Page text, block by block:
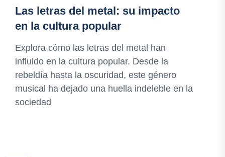
Las letras del metal: su impacto
en la cultura popular
Explora cómo las letras del metal han
influido en la cultura popular. Desde la
rebeldía hasta la oscuridad, este género
musical ha dejado una huella indeleble en la
sociedad